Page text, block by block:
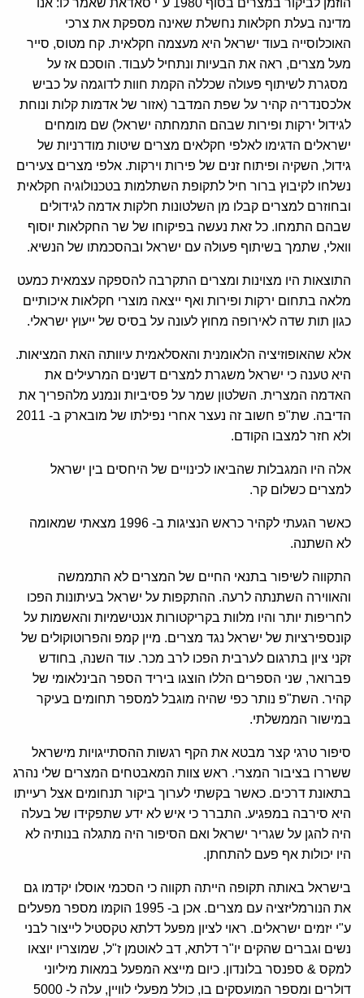
מדינה בעלת חקלאות נחשלת שאינה מספקת את צרכי
האוכלוסייה בעוד ישראל היא מעצמה חקלאית. קח מטוס, סייר
מעל מצרים, ראה את הבעיות ונתחיל לעבוד. הוסכם אז על
מסגרת לשיתוף פעולה שכללה הקמת חוות לדוגמה על כביש
אלכסנדריה קהיר על שפת המדבר (אזור של אדמות קלות ונוחת
לגידול ירקות ופירות שבהם התמחתה ישראל) שם מומחים
ישראלים הדגימו לאלפי חקלאים מצרים שיטות מודרניות של
גידול, השקיה ופיתוח זנים של פירות וירקות. אלפי מצרים צעירים
נשלחו לקיבוץ ברור חיל לתקופת השתלמות בטכנולוגיה חקלאית
ובחוזרם למצרים קבלו מן השלטונות חלקות אדמה לגידולים
שבהם התמחו. כל זאת נעשה בפיקוחו של שר החקלאות יוסוף
וואלי, שתמך בשיתוף פעולה עם ישראל ובהסכמתו של הנשיא.
התוצאות היו מצוינות ומצרים התקרבה להספקה עצמאית כמעט
מלאה בתחום ירקות ופירות ואף ייצאה מוצרי חקלאות איכותיים
כגון תות שדה לאירופה מחוץ לעונה על בסיס של ייעוץ ישראלי.
אלא שהאופוזיציה הלאומנית והאסלאמית עיוותה האת המציאות.
היא טענה כי ישראל משגרת למצרים דשנים המרעילים את
האדמה המצרית. השלטון שמר על פסיביות ונמנע מלהפריך את
הדיבה. שת"פ חשוב זה נעצר אחרי נפילתו של מובארק ב- 2011
ולא חזר למצבו הקודם.
אלה היו המגבלות שהביאו לכינויים של היחסים בין ישראל
למצרים כשלום קר.
כאשר הגעתי לקהיר כראש הנציגות ב- 1996 מצאתי שמאומה
לא השתנה.
התקווה לשיפור בתנאי החיים של המצרים לא התממשה
והאווירה השתנתה לרעה. ההתקפות על ישראל בעיתונות הפכו
לחריפות יותר והיו מלוות בקריקטורות אנטישמיות והאשמות על
קונספירציות של ישראל נגד מצרים. מיין קמפ והפרוטוקולים של
זקני ציון בתרגום לערבית הפכו לרב מכר. עוד השנה, בחודש
פברואר, שני הספרים הללו הוצגו ביריד הספר הבינלאומי של
קהיר. השת"פ נותר כפי שהיה מוגבל למספר תחומים בעיקר
במישור הממשלתי.
סיפור טרגי קצר מבטא את הקף רגשות ההסתייגויות מישראל
ששררו בציבור המצרי. ראש צוות המאבטחים המצרים שלי נהרג
בתאונת דרכים. כאשר בקשתי לערוך ביקור תנחומים אצל רעייתו
היא סירבה במפגיע. התברר כי איש לא ידע שתפקידו של בעלה
היה להגן על שגריר ישראל ואם הסיפור היה מתגלה בנותיה לא
היו יכולות אף פעם להתחתן.
בישראל באותה תקופה הייתה תקווה כי הסכמי אוסלו יקדמו גם
את הנורמליזציה עם מצרים. אכן ב- 1995 הוקמו מספר מפעלים
ע"י יזמים ישראלים. ראוי לציון מפעל דלתא טקסטיל לייצור לבני
נשים וגברים שהקים יו"ר דלתא, דב לאוטמן ז"ל, שמוצריו יוצאו
למקס & ספנסר בלונדון. כיום מייצא המפעל במאות מיליוני
דולרים ומספר המועסקים בו, כולל מפעלי לוויין, עלה ל- 5000